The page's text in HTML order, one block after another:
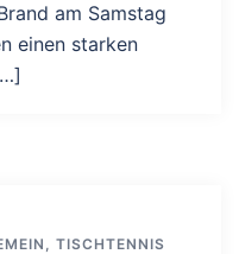
am Samstag
einen starken
, TISCHTENNIS